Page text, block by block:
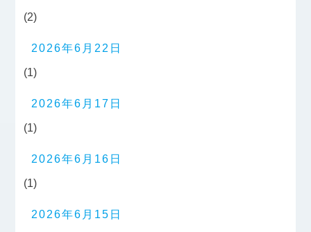
(2)
2026年6月22日
(1)
2026年6月17日
(1)
2026年6月16日
(1)
2026年6月15日